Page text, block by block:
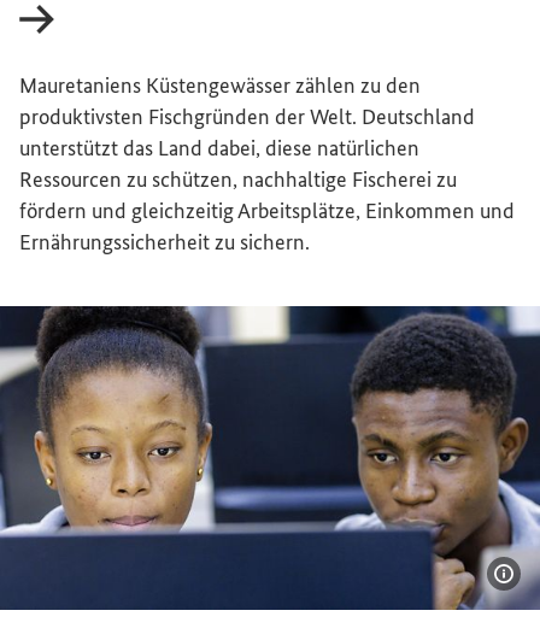
Mauretaniens Küstengewässer zählen zu den
produktivsten Fischgründen der Welt. Deutschland
unterstützt das Land dabei, diese natürlichen
Ressourcen zu schützen, nachhaltige Fischerei zu
fördern und gleichzeitig Arbeitsplätze, Einkommen und
Ernährungssicherheit zu sichern.